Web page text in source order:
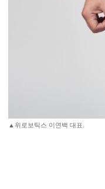
▲위로보틱스 이연백 대표.